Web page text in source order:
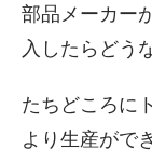
部品メーカー
入したらどう
たちどころに
より生産がで